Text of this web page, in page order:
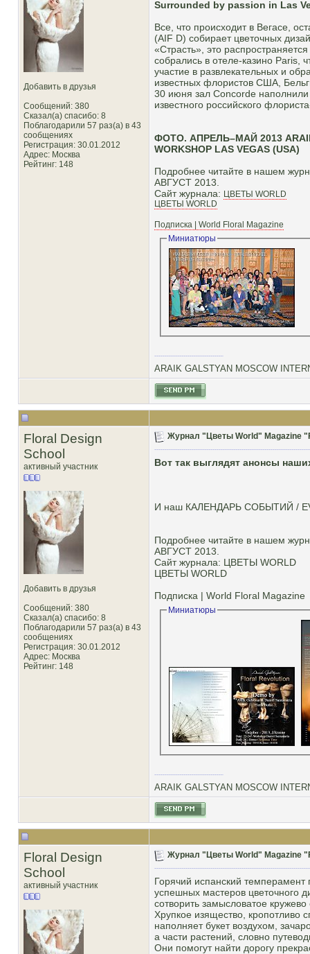
Добавить в друзья
Сообщений: 380
Сказал(а) спасибо: 8
Поблагодарили 57 раз(а) в 43
сообщениях
Регистрация: 30.01.2012
Адрес: Москва
Рейтинг: 148
Surrounded by passion in Las
Все, что происходит в Вегасе,
(AIF D) собирает цветочных
«Страсть», это
собрались в отеле-казино Paris,
участие в развлекательных и
известных флористов США,
30 июня зал Concorde
известного российского
ФОТО. АПРЕЛЬ–МАЙ 2013 ARAIK
WORKSHOP LAS VEGAS (USA)
Подробнее читайте в нашем
АВГУСТ 2013.
Сайт журнала: ЦВЕТЫ WORLD
ЦВЕТЫ WORLD
Подписка | World Floral Magazine
Миниатюры
ARAIK GALSTYAN MOSCOW
Floral Design
School
активный участник
Добавить в друзья
Сообщений: 380
Сказал(а) спасибо: 8
Поблагодарили 57 раз(а) в 43
сообщениях
Регистрация: 30.01.2012
Адрес: Москва
Рейтинг: 148
Журнал "Цветы World" Magazine
Вот так выглядят анонсы
И наш КАЛЕНДАРЬ СОБЫТИЙ /
Подробнее читайте в нашем
АВГУСТ 2013.
Сайт журнала: ЦВЕТЫ WORLD
ЦВЕТЫ WORLD
Подписка | World Floral Magazine
Миниатюры
ARAIK GALSTYAN MOSCOW
Floral Design
School
активный участник
Журнал "Цветы World" Magazine
Горячий испанский
успешных мастеров цветочного
сотворить замысловатое
Хрупкое изящество, кропотливо
наполняет букет воздухом,
а части растений, словно
Они помогут найти дорогу